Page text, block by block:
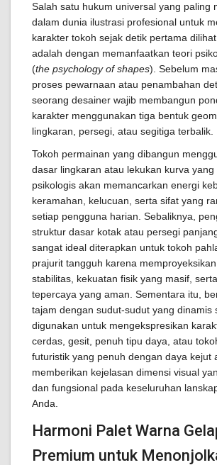
Salah satu hukum universal yang paling
dalam dunia ilustrasi profesional untuk
karakter tokoh sejak detik pertama
adalah dengan memanfaatkan teori
(the psychology of shapes). Sebelum
proses pewarnaan atau penambahan
seorang desainer wajib membangun
karakter menggunakan tiga bentuk
lingkaran, persegi, atau segitiga terbalik.
Tokoh permainan yang dibangun
dasar lingkaran atau lekukan kurva yang
psikologis akan memancarkan energi
keramahan, kelucuan, serta sifat yang
setiap pengguna harian. Sebaliknya,
struktur dasar kotak atau persegi
sangat ideal diterapkan untuk tokoh
prajurit tangguh karena
stabilitas, kekuatan fisik yang masif,
tepercaya yang aman. Sementara itu,
tajam dengan sudut-sudut yang dinamis
digunakan untuk mengekspresikan
cerdas, gesit, penuh tipu daya, atau
futuristik yang penuh dengan daya kejut
memberikan kejelasan dimensi visual
dan fungsional pada keseluruhan
Anda.
Harmoni Palet Warna
Premium untuk